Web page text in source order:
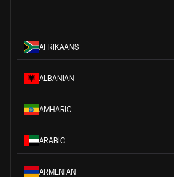
AFRIKAANS
ALBANIAN
AMHARIC
ARABIC
ARMENIAN